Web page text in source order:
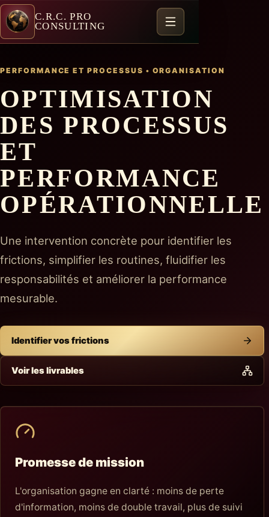
C.R.C. PRO
CONSULTING
PERFORMANCE ET PROCESSUS • ORGANISATION
OPTIMISATION
DES PROCESSUS
ET
PERFORMANCE
OPÉRATIONNELLE
Une intervention concrète pour identifier les
frictions, simplifier les routines, fluidifier les
responsabilités et améliorer la performance
mesurable.
Identifier vos frictions
Voir les livrables
Promesse de mission
L'organisation gagne en clarté : moins de perte
d'information, moins de double travail, plus de suivi